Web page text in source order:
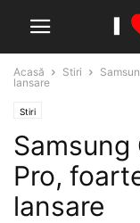
Acasă Stiri
lansare
Stiri
Samsung
Pro,
lansare